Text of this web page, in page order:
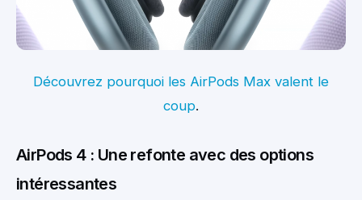
Découvrez pourquoi les AirPods Max valent le
coup.
AirPods 4 : Une refonte avec des options
intéressantes